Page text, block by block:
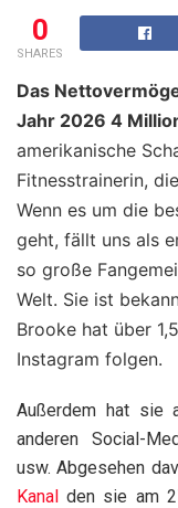
0
SHARES
Das
Jahr 2026 4
amerikanische
Fitnesstrainerin,
Wenn es um die
geht, fällt uns als
so große
Welt. Sie ist
Brooke hat über
Instagram folgen.
Außerdem hat sie
anderen Social-
usw. Abgesehen
Kanal den sie am